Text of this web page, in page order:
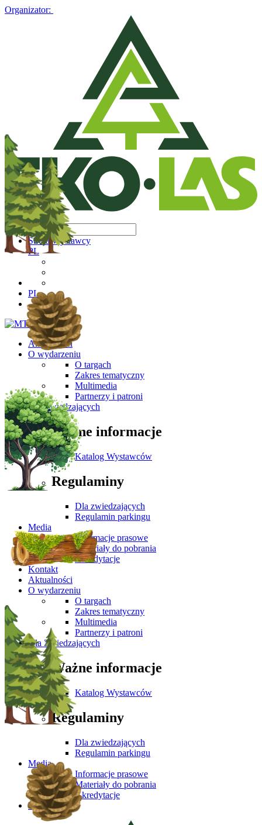
Organizator:
Strefa Wystawcy
PL
PL
Aktualności
O wydarzeniu
O targach
Zakres tematyczny
Multimedia
Partnerzy i patroni
Dla Zwiedzających
Ważne informacje
Katalog Wystawców
Regulaminy
Dla zwiedzających
Regulamin parkingu
Media
Informacje prasowe
Materiały do pobrania
Akredytacje
Kontakt
Aktualności
O wydarzeniu
O targach
Zakres tematyczny
Multimedia
Partnerzy i patroni
Dla Zwiedzających
Ważne informacje
Katalog Wystawców
Regulaminy
Dla zwiedzających
Regulamin parkingu
Media
Informacje prasowe
Materiały do pobrania
Akredytacje
Kontakt